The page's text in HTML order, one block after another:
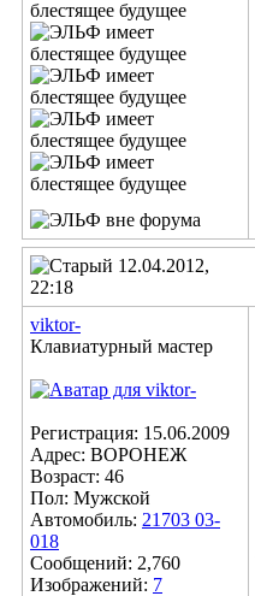
12.04.2012,
22:18
viktor-
Клавиатурный мастер
Регистрация: 15.06.2009
Адрес: ВОРОНЕЖ
Возраст: 46
Пол: Мужской
Автомобиль: 21703 03-
018
Сообщений: 2,760
Изображений: 7